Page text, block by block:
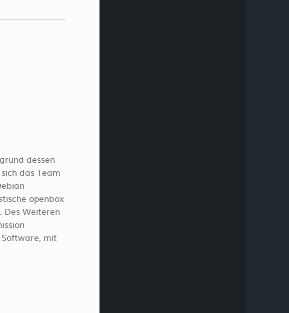
dessen
das Team
openbox
Des Weiteren
mit